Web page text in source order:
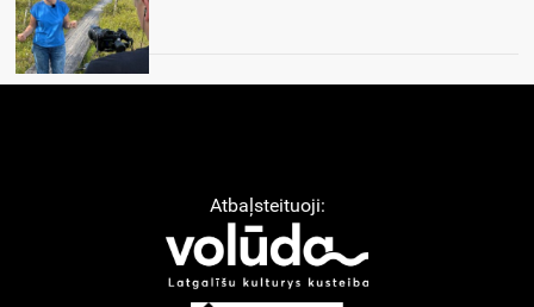
Atbaļsteituoji: